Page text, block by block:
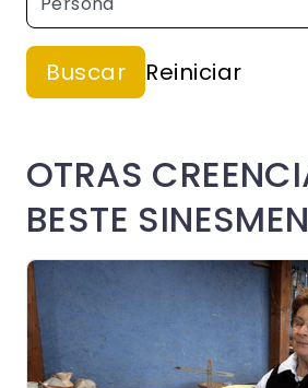
OTRAS
BESTE